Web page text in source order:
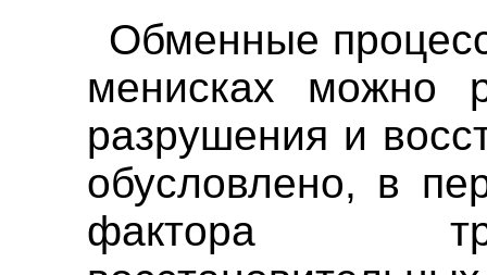
Обменные
менисках можно
разрушения и
обусловлено, в
фактора